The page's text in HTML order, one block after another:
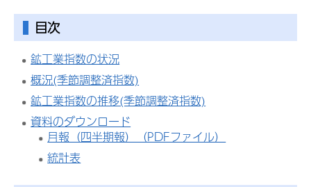
目次
鉱工業指数の状況
概況(季節調整済指数)
鉱工業指数の推移(季節調整済指数)
資料のダウンロード
月報（四半期報）（PDFファイル）
統計表